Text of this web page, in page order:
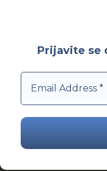
Prijavite se